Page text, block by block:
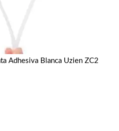
Adhesiva Blanca Uzien ZC2